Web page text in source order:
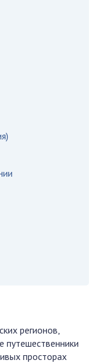
регионов,
путешественники
просторах